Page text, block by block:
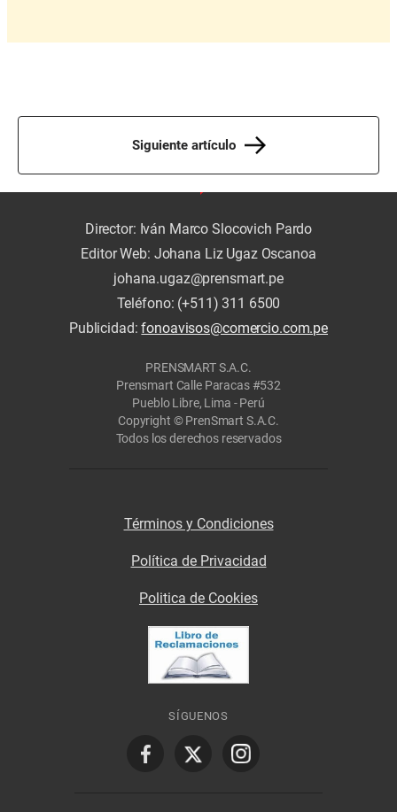
Siguiente artículo
Director: Iván Marco Slocovich Pardo
Editor Web: Johana Liz Ugaz Oscanoa
johana.ugaz@prensmart.pe
Teléfono: (+511) 311 6500
Publicidad:fonoavisos@comercio.com.pe
PRENSMART S.A.C.
Prensmart Calle Paracas #532
Pueblo Libre, Lima - Perú
Copyright © PrenSmart S.A.C.
Todos los derechos reservados
Términos y Condiciones
Política de Privacidad
Politica de Cookies
SÍGUENOS